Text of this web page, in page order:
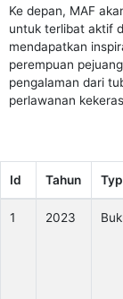
Ke depan, MAF
untuk terlibat aktif
mendapatkan
perempuan
pengalaman dari
perlawanan
Id Tahun
1 2023